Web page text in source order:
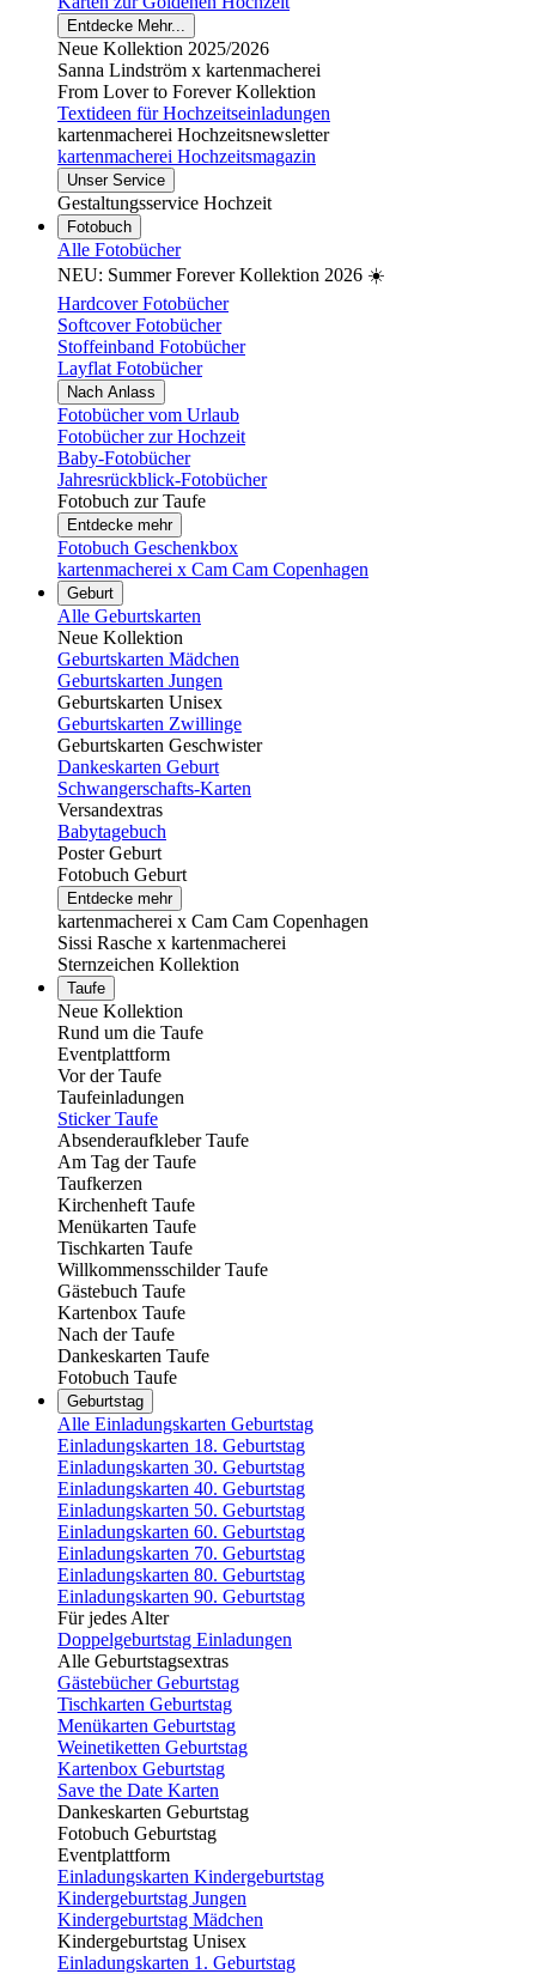
Entdecke Mehr...
Neue Kollektion 2025/2026
Sanna Lindström x kartenmacherei
From Lover to Forever Kollektion
Textideen für Hochzeitseinladungen
kartenmacherei Hochzeitsnewsletter
kartenmacherei Hochzeitsmagazin
Unser Service
Gestaltungsservice Hochzeit
Fotobuch
Alle Fotobücher
NEU: Summer Forever Kollektion 2026 ☀️
Hardcover Fotobücher
Softcover Fotobücher
Stoffeinband Fotobücher
Layflat Fotobücher
Nach Anlass
Fotobücher vom Urlaub
Fotobücher zur Hochzeit
Baby-Fotobücher
Jahresrückblick-Fotobücher
Fotobuch zur Taufe
Entdecke mehr
Fotobuch Geschenkbox
kartenmacherei x Cam Cam Copenhagen
Geburt
Alle Geburtskarten
Neue Kollektion
Geburtskarten Mädchen
Geburtskarten Jungen
Geburtskarten Unisex
Geburtskarten Zwillinge
Geburtskarten Geschwister
Dankeskarten Geburt
Schwangerschafts-Karten
Versandextras
Babytagebuch
Poster Geburt
Fotobuch Geburt
Entdecke mehr
kartenmacherei x Cam Cam Copenhagen
Sissi Rasche x kartenmacherei
Sternzeichen Kollektion
Taufe
Neue Kollektion
Rund um die Taufe
Eventplattform
Vor der Taufe
Taufeinladungen
Sticker Taufe
Absenderaufkleber Taufe
Am Tag der Taufe
Taufkerzen
Kirchenheft Taufe
Menükarten Taufe
Tischkarten Taufe
Willkommensschilder Taufe
Gästebuch Taufe
Kartenbox Taufe
Nach der Taufe
Dankeskarten Taufe
Fotobuch Taufe
Geburtstag
Alle Einladungskarten Geburtstag
Einladungskarten 18. Geburtstag
Einladungskarten 30. Geburtstag
Einladungskarten 40. Geburtstag
Einladungskarten 50. Geburtstag
Einladungskarten 60. Geburtstag
Einladungskarten 70. Geburtstag
Einladungskarten 80. Geburtstag
Einladungskarten 90. Geburtstag
Für jedes Alter
Doppelgeburtstag Einladungen
Alle Geburtstagsextras
Gästebücher Geburtstag
Tischkarten Geburtstag
Menükarten Geburtstag
Weinetiketten Geburtstag
Kartenbox Geburtstag
Save the Date Karten
Dankeskarten Geburtstag
Fotobuch Geburtstag
Eventplattform
Einladungskarten Kindergeburtstag
Kindergeburtstag Jungen
Kindergeburtstag Mädchen
Kindergeburtstag Unisex
Einladungskarten 1. Geburtstag